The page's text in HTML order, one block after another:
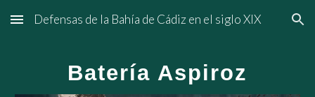
Skip to main content Skip to navigation
Defensas de la Bahía de Cádiz en el siglo XIX
Batería Aspiroz